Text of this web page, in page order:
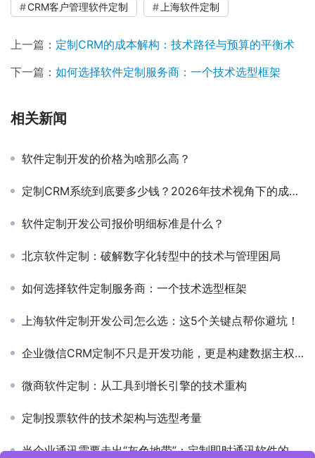
CRM客户管理软件定制 上海软件定制
上一篇： 定制CRM的成本解构：技术路径与预算的平衡术
下一篇： 如何选择软件定制服务商：一个技术选型框架
相关新闻
软件定制开发的价格为啥那么高？
定制CRM系统到底要多少钱？2026年技术视角下的成本拆解与决策框架
软件定制开发公司报价明细标准是什么？
北京软件定制：破解数字化转型中的技术与管理困局
如何选择软件定制服务商：一个技术选型框架
上海软件定制开发公司怎么选：这5个关键点帮你避坑！
企业微信CRM定制不只是开发功能，更是构建数据主权与业务协同的底层能力
微商软件定制：从工具到增长引擎的技术重构
定制投票软件的技术架构与选型考量
当企业通讯需要走出“灰色地带”：定制即时通讯软件的架构思考